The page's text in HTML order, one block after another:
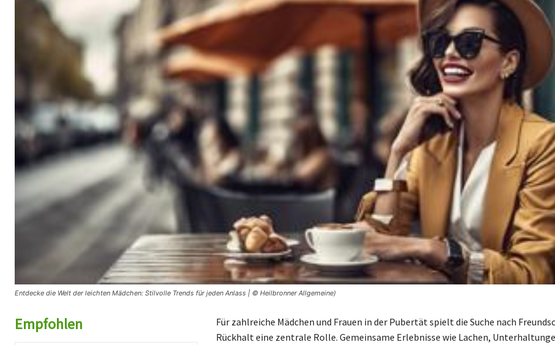
Entdecke die Welt der leichten Mädchen: Stilvolle Trends für jeden Anlass | © Heilbronner Allgemeine)
Empfohlen
Für zahlreiche Mädchen und Frauen in der Pubertät spielt die Suche nach
Rückhalt eine zentrale Rolle. Gemeinsame Erlebnisse wie Lachen,